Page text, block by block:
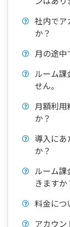
社内でア
か？
月の途中
ルーム課
せん。
月額利用
か？
導入にあ
か？
ルーム課
きますか
料金につ
アカウン